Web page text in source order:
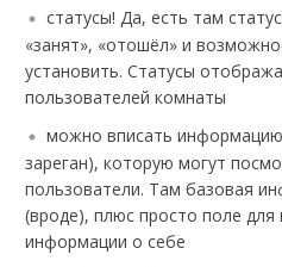
статусы! Да, есть там
«занят», «отошёл» и
установить. Статусы
пользователей комнаты
можно вписать
зареган), которую могут
пользователи. Там базовая
(вроде), плюс просто поле
информации о себе